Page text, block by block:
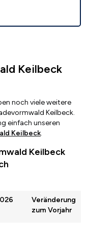
Keilbeck
noch viele weitere
Keilbeck.
einfach unseren
Keilbeck.
Keilbeck
Veränderung
zum Vorjahr